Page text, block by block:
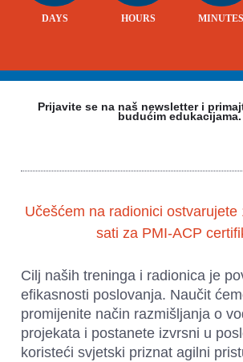
DAYS HOURS MINUTES
Prijavite se na naš newsletter i
budućim edukacijama.
Učešćem na radionici ostvarujete
sati za PMI-ACP
Cilj naših treninga i radionica je
efikasnosti poslovanja. Naučit
promijenite način razmišljanja o
projekata i postanete izvrsni u
koristeći svjetski priznat agilni